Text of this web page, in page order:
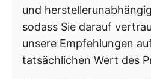
und
sodass Sie darauf
unsere Empfehlungen
tatsächlichen Wert des